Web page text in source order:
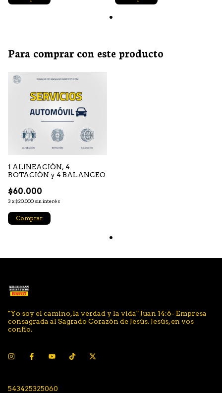
Para comprar con este producto
1 ALINEACIÓN, 4
ROTACIÓN y 4 BALANCEO
$60.000
3 x$20.000sin interés
Comprar
"Yo soy el camino, la verdad y la vida" Juan 14:6- Empresa
consagrada al Sagrado Corazón de Jesús. Jesús, en vos
confío.
543425325060